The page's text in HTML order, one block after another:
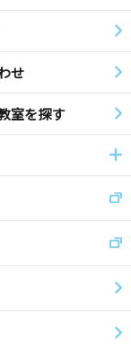
せ
室を探す